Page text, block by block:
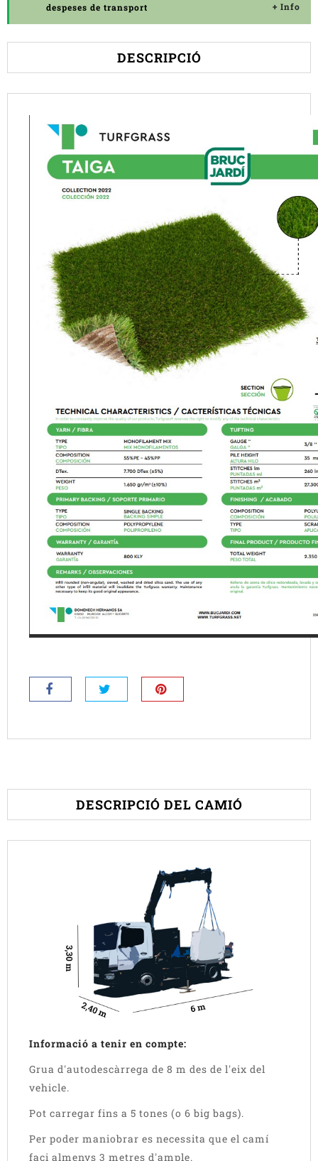
despeses de transport
+ Info
DESCRIPCIÓ
DESCRIPCIÓ DEL CAMIÓ
Informació a tenir en compte:
Grua d'autodescàrrega de 8 m des de l'eix del
vehicle.
Pot carregar fins a 5 tones (o 6 big bags).
Per poder maniobrar es necessita que el camí
faci almenys 3 metres d'ample.